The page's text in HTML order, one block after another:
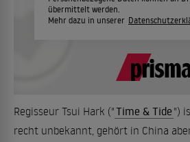
übermittelt werden.
Mehr dazu in unserer
Regisseur Tsui Hark ("Time & Tide ")
recht unbekannt, gehört in China